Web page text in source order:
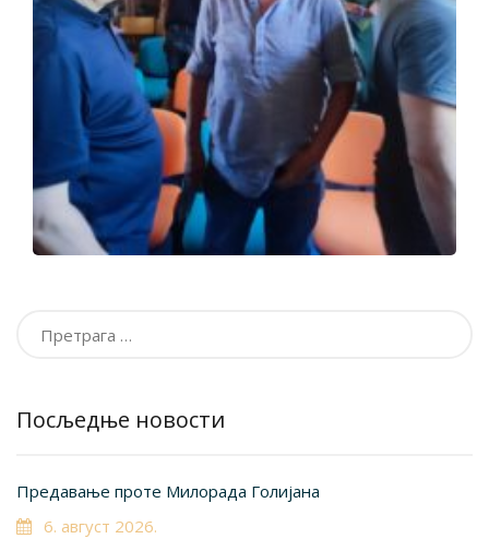
Посљедње новости
Предавање проте Милорада Голијана
6. август 2026.